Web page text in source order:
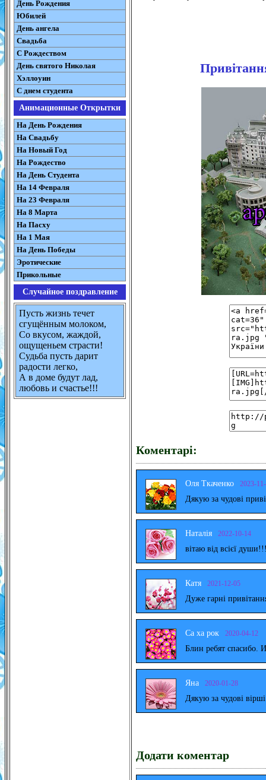
День Рождения
Юбилей
День ангела
Свадьба
С Рождеством
День святого Николая
Хэллоуин
С днем студента
Анимационные Открытки
На День Рождения
На Свадьбу
На Новый Год
На Рождество
На День Студента
На 14 Февраля
На 23 Февраля
На 8 Марта
На Пасху
На 1 Мая
На День Победы
Эротические
Прикольные
Случайное поздравление
Пусть жизнь течет
сгущённым молоком,
Со вкусом, жаждой,
ощущеньем страсти!
Судьба пусть дарит
радости легко,
А в доме будут лад,
любовь и счастье!!!
Коментарі:
Оля Ткаченко 2023-
Дякую за чудові
Наталія 2022-10-14
вітаю від всієї
Катя 2021-12-05
Дуже гарні
Са ха рок 2020-04-12
Блин ребят спасибо.
Яна 2020-01-28
Дякую за чудові
Додати коментар